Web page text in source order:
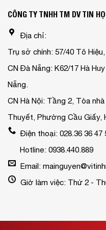
CÔNG TY TNHH TM DV TIN
Địa chỉ:
Trụ sở chính: 57/40 Tô
CN Đà Nẵng: K62/17 Hà
Nẵng.
CN Hà Nội: Tầng 2, Tòa
Thuyết, Phường Cầu Giấy,
Điện thoại: 028.36 36 47
Hotline: 0938.440.889
Email:
Giờ làm việc: Thứ 2 -